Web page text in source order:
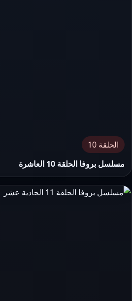
الحلقة 10
مسلسل بروفا الحلقة 10 العاشرة